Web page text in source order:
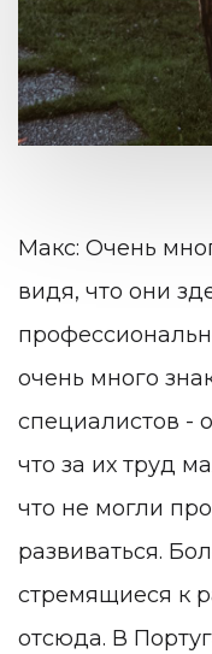
Макс: Очень
видя, что они
очень много
специалистов -
что за их труд
что не могли
развиваться.
стремящиеся к
отсюда. В